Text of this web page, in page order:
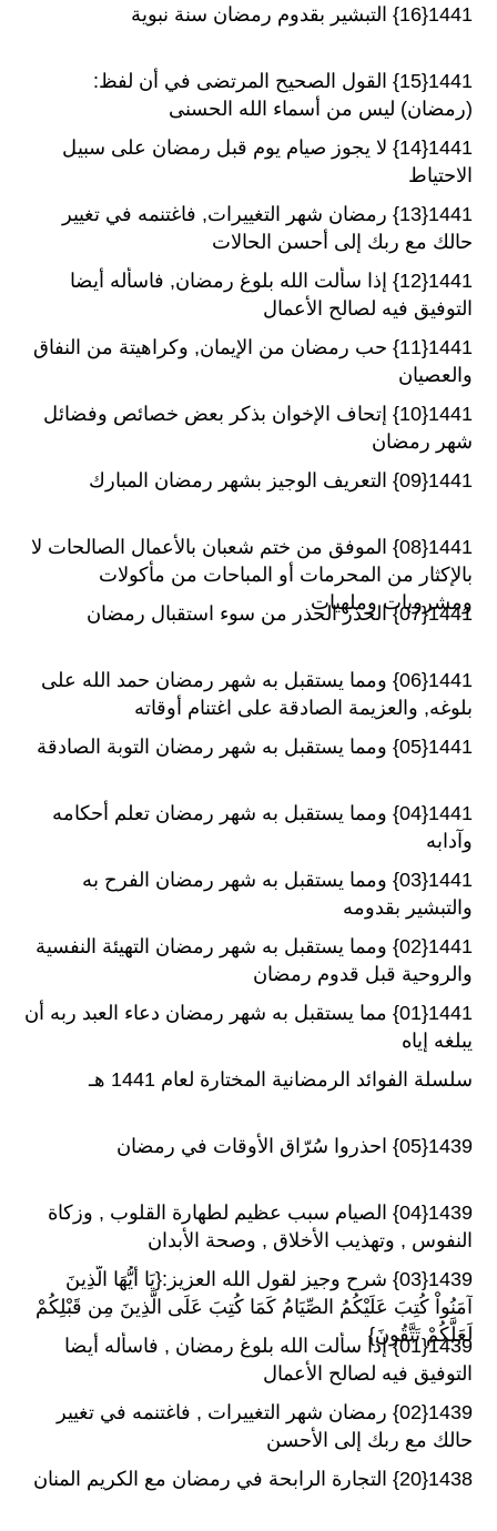
1441{16} التبشير بقدوم رمضان سنة نبوية
1441{15} القول الصحيح المرتضى في أن لفظ:
(رمضان) ليس من أسماء الله الحسنى
1441{14} لا يجوز صيام يوم قبل رمضان على سبيل
الاحتياط
1441{13} رمضان شهر التغييرات, فاغتنمه في تغيير
حالك مع ربك إلى أحسن الحالات
1441{12} إذا سألت الله بلوغ رمضان, فاسأله أيضا
التوفيق فيه لصالح الأعمال
1441{11} حب رمضان من الإيمان, وكراهيتة من النفاق
والعصيان
1441{10} إتحاف الإخوان بذكر بعض خصائص وفضائل
شهر رمضان
1441{09} التعريف الوجيز بشهر رمضان المبارك
1441{08} الموفق من ختم شعبان بالأعمال الصالحات لا
بالإكثار من المحرمات أو المباحات من مأكولات
ومشروبات وملهيات
1441{07} الحذر الحذر من سوء استقبال رمضان
1441{06} ومما يستقبل به شهر رمضان حمد الله على
بلوغه, والعزيمة الصادقة على اغتنام أوقاته
1441{05} ومما يستقبل به شهر رمضان التوبة الصادقة
1441{04} ومما يستقبل به شهر رمضان تعلم أحكامه
وآدابه
1441{03} ومما يستقبل به شهر رمضان الفرح به
والتبشير بقدومه
1441{02} ومما يستقبل به شهر رمضان التهيئة النفسية
والروحية قبل قدوم رمضان
1441{01} مما يستقبل به شهر رمضان دعاء العبد ربه أن
يبلغه إياه
سلسلة الفوائد الرمضانية المختارة لعام 1441 هـ
1439{05} احذروا سُرّاق الأوقات في رمضان
1439{04} الصيام سبب عظيم لطهارة القلوب , وزكاة
النفوس , وتهذيب الأخلاق , وصحة الأبدان
1439{03} شرح وجيز لقول الله العزيز:{يَا أَيُّهَا الَّذِينَ
آمَنُواْ كُتِبَ عَلَيْكُمُ الصِّيَامُ كَمَا كُتِبَ عَلَى الَّذِينَ مِن قَبْلِكُمْ
لَعَلَّكُمْ تَتَّقُونَ}1439{01} إذا سألت الله بلوغ رمضان , فاسأله أيضا
التوفيق فيه لصالح الأعمال
1439{02} رمضان شهر التغييرات , فاغتنمه في تغيير
حالك مع ربك إلى الأحسن
1438{20} التجارة الرابحة في رمضان مع الكريم المنان